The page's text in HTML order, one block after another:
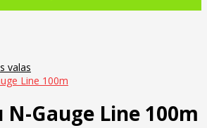
valas
Line 100m
N-Gauge Line 100m